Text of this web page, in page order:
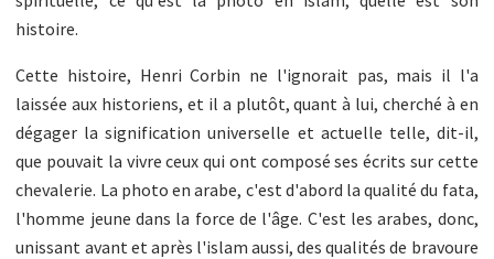
histoire.
Cette histoire, Henri Corbin ne l'ignorait pas, mais il l'a
laissée aux historiens, et il a plutôt, quant à lui, cherché à en
dégager la signification universelle et actuelle telle, dit-il,
que pouvait la vivre ceux qui ont composé ses écrits sur cette
chevalerie. La photo en arabe, c'est d'abord la qualité du fata,
l'homme jeune dans la force de l'âge. C'est les arabes, donc,
unissant avant et après l'islam aussi, des qualités de bravoure